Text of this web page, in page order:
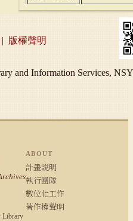
| 版權聲明
and Information Services,
Library
ABOUT
計畫說明
執行團隊
數位化工作
著作權聲明